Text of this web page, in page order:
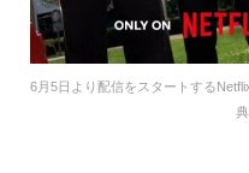
6月5日より配信をスタートする